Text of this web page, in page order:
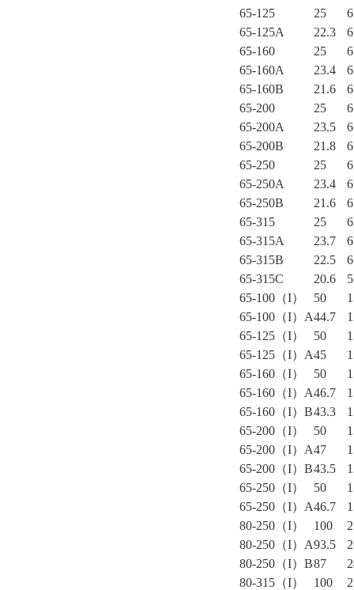
65-125
25
65-125A
22.3
65-160
25
65-160A
23.4
65-160B
21.6
6
65-200
25
65-200A
23.5
65-200B
21.8
65-250
25
65-250A
23.4
65-250B
21.6
6
65-315
25
65-315A
23.7
65-315B
22.5
65-315C
20.6
65-100（I）
50
65-100（I）A44.7
65-125（I）
50
65-125（I）A45
65-160（I）
50
65-160（I）A46.7
65-160（I）B43.3
65-200（I）
50
65-200（I）A47
65-200（I）B43.5
65-250（I）
50
65-250（I）A46.7
80-250（I）
100
80-250（I）A93.5
80-250（I）B87
80-315（I）
100